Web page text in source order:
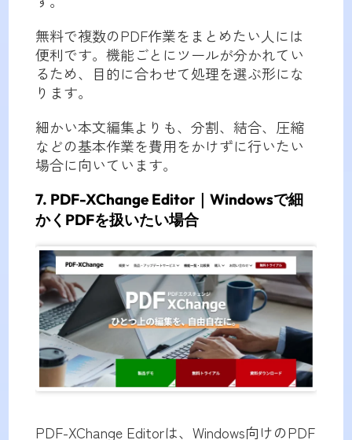
無料で複数のPDF作業をまとめたい人には
便利です。機能ごとにツールが分かれてい
るため、目的に合わせて処理を選ぶ形にな
ります。
細かい本文編集よりも、分割、結合、圧縮
などの基本作業を費用をかけずに行いたい
場合に向いています。
7. PDF-XChange Editor｜Windowsで細
かくPDFを扱いたい場合
PDF-XChange Editorは、Windows向けのPDF